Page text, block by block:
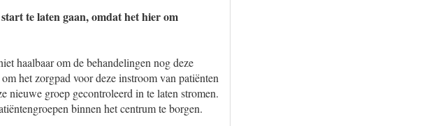
te laten gaan, omdat het hier om
haalbaar om de behandelingen nog deze
het zorgpad voor deze instroom van patiënten
nieuwe groep gecontroleerd in te laten stromen.
binnen het centrum te borgen.